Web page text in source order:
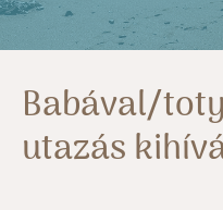
Babával/
utazás